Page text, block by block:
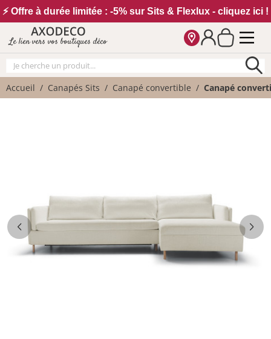
⚡ Offre à durée limitée : -5% sur Sits & Flexlux - cliquez ici !
Le lien vers vos boutiques déco
Accueil Canapés Sits Canapé convertible Canapé
Vos paramètres cookies